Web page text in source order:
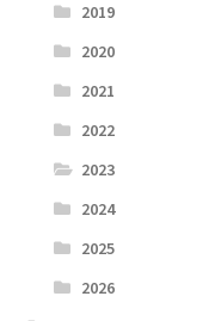
2019
2020
2021
2022
2023
2024
2025
2026